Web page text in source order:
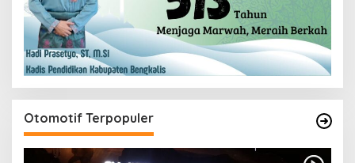
Otomotif Terpopuler